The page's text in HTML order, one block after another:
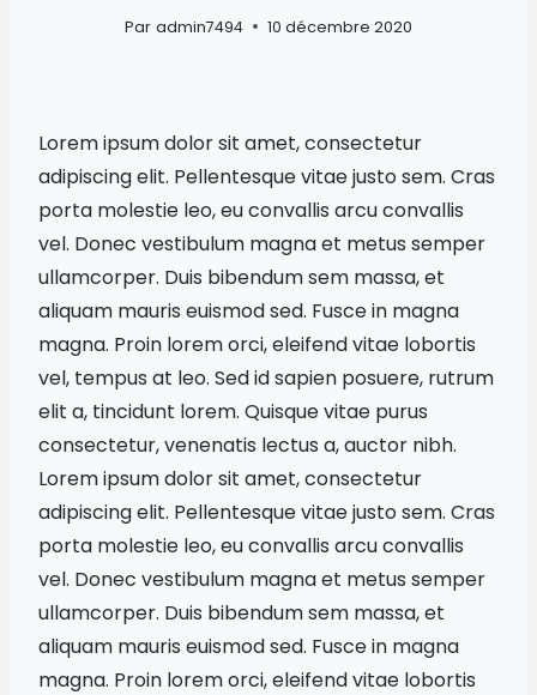
Par admin7494 10 décembre 2020
Lorem ipsum dolor sit amet, consectetur
adipiscing elit. Pellentesque vitae justo sem. Cras
porta molestie leo, eu convallis arcu convallis
vel. Donec vestibulum magna et metus semper
ullamcorper. Duis bibendum sem massa, et
aliquam mauris euismod sed. Fusce in magna
magna. Proin lorem orci, eleifend vitae lobortis
vel, tempus at leo. Sed id sapien posuere, rutrum
elit a, tincidunt lorem. Quisque vitae purus
consectetur, venenatis lectus a, auctor nibh.
Lorem ipsum dolor sit amet, consectetur
adipiscing elit. Pellentesque vitae justo sem. Cras
porta molestie leo, eu convallis arcu convallis
vel. Donec vestibulum magna et metus semper
ullamcorper. Duis bibendum sem massa, et
aliquam mauris euismod sed. Fusce in magna
magna. Proin lorem orci, eleifend vitae lobortis